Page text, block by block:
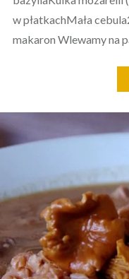
w płatkachMała
makaron Wlewamy na